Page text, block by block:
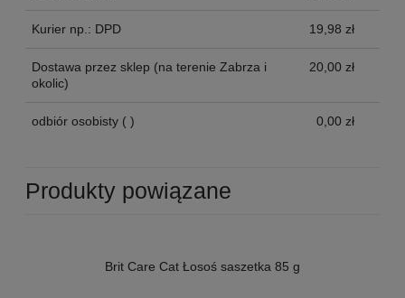
Kurier np.: DPD 19,98 zł
Dostawa przez sklep (na terenie Zabrza i
okolic)
20,00 zł
odbiór osobisty ( ) 0,00 zł
Produkty powiązane
Brit Care Cat Łosoś saszetka 85 g